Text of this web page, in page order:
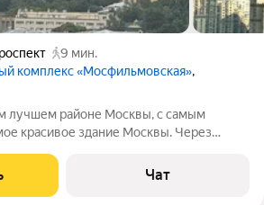
9 мин.
комплекс «Мосфильмовская»,
лучшем районе Москвы, с самым
красивое здание Москвы. Через
ЖК "Ключи", где живет Медведев,
ходьбы до
Чат